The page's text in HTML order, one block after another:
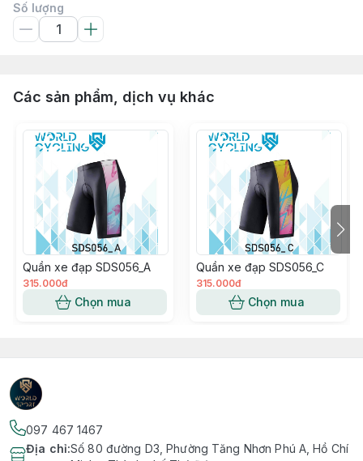
Số lượng
Các sản phẩm, dịch vụ khác
Quần xe đạp SDS056_A
315.000đ
Chọn mua
Quần xe đạp SDS056_C
315.000đ
Chọn mua
097 467 1467
Địa chỉ:Số 80 đường D3, Phường Tăng Nhơn Phú A, Hồ Chí